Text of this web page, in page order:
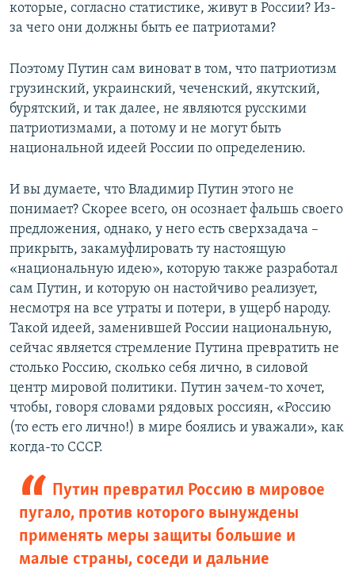
которые, согласно статистике, живут в России? Из-
за чего они должны быть ее патриотами?
Поэтому Путин сам виноват в том, что патриотизм
грузинский, украинский, чеченский, якутский,
бурятский, и так далее, не являются русскими
патриотизмами, а потому и не могут быть
национальной идеей России по определению.
И вы думаете, что Владимир Путин этого не
понимает? Скорее всего, он осознает фальшь своего
предложения, однако, у него есть сверхзадача –
прикрыть, закамуфлировать ту настоящую
«национальную идею», которую также разработал
сам Путин, и которую он настойчиво реализует,
несмотря на все утраты и потери, в ущерб народу.
Такой идеей, заменившей России национальную,
сейчас является стремление Путина превратить не
столько Россию, сколько себя лично, в силовой
центр мировой политики. Путин зачем-то хочет,
чтобы, говоря словами рядовых россиян, «Россию
(то есть его лично!) в мире боялись и уважали», как
когда-то СССР.
Путин превратил Россию в мировое
пугало, против которого вынуждены
применять меры защиты большие и
малые страны, соседи и дальние